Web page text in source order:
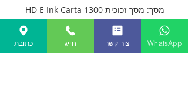
מסך: מסך זכוכית HD E Ink Carta 1300
בגודל 7 אינץ’; זמין בשחור (עם עדשת
כיסוי זכוכית שטוחה) ולבן
רזולוציה: 1680 – 1264 (300 ppi)
כתובת חייג צור קשר WhatsApp